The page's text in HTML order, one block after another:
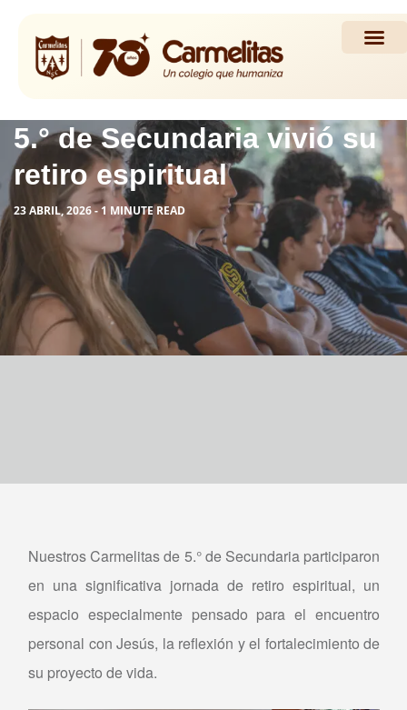
5.° de Secundaria vivió su
retiro espiritual
23 ABRIL, 2026 - 1 MINUTE READ
Nuestros Carmelitas de 5.° de Secundaria participaron
en una significativa jornada de retiro espiritual, un
espacio especialmente pensado para el encuentro
personal con Jesús, la reflexión y el fortalecimiento de
su proyecto de vida.